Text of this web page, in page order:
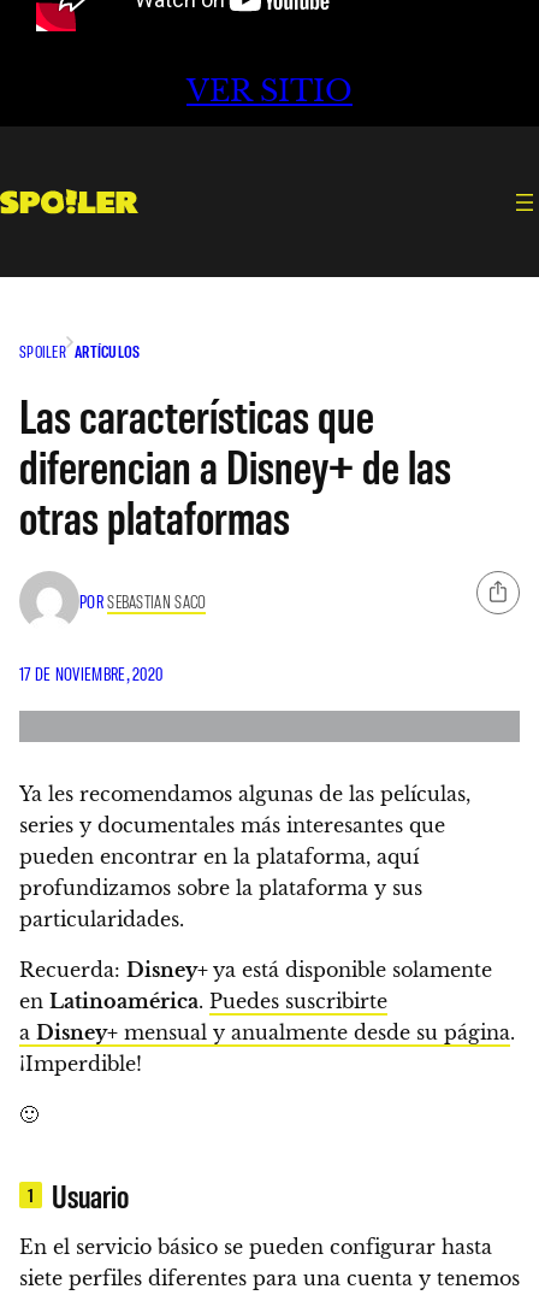
VER SITIO
SPOILER ARTÍCULOS
Las características que
diferencian a Disney+ de las
otras plataformas
PORSEBASTIAN SACO
17 DE NOVIEMBRE, 2020
Ya les recomendamos algunas de las películas,
series y documentales más interesantes que
pueden encontrar en la plataforma, aquí
profundizamos sobre la plataforma y sus
particularidades.
Recuerda: Disney+ ya está disponible solamente
en Latinoamérica. Puedes suscribirte
a Disney+ mensual y anualmente desde su página.
¡Imperdible!
🙂
1 Usuario
En el servicio básico se pueden configurar hasta
siete perfiles diferentes para una cuenta y tenemos